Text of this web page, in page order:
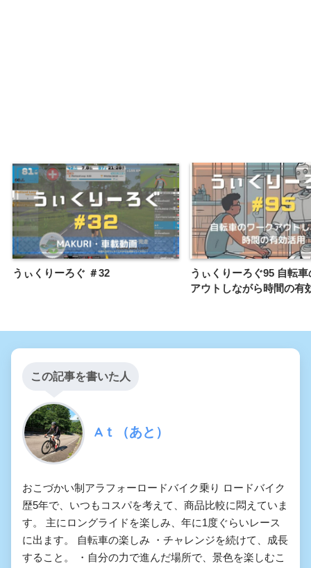
うぃくりーろぐ ＃32
うぃくりーろぐ95 自転
アウトしながら時間の有
この記事を書いた人
Aｔ（あと）
おこづかい制アラフォーロードバイク乗り ロードバイク
歴5年で、いつもコスパを考えて、商品比較に悶えていま
す。 主にロングライドを楽しみ、年に1度ぐらいレース
に出ます。 自転車の楽しみ ・チャレンジを続けて、成長
すること。 ・自分の力で進んだ場所で、景色を楽しむこ